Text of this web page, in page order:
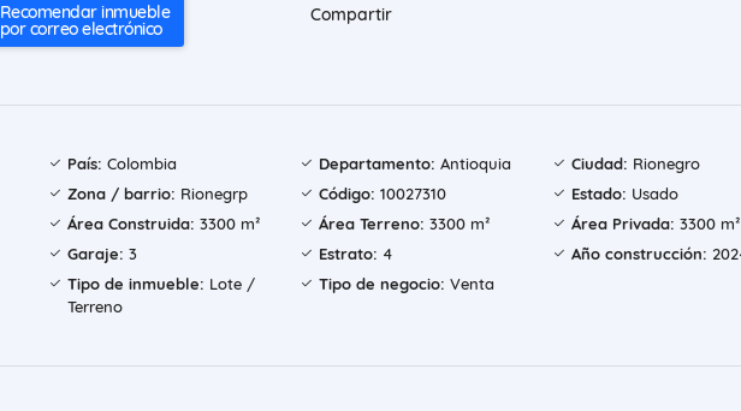
Recomendar inmueble
por correo electrónico
Compartir
País: Colombia Departamento: Antioquia Ciudad: Rionegro
Zona / barrio: Rionegrp Código: 10027310 Estado: Usado
Área Construida: 3300 m² Área Terreno: 3300 m² Área Privada: 3300 m²
Garaje: 3 Estrato: 4 Año construcción:
Tipo de inmueble: Lote /
Terreno
Tipo de negocio: Venta